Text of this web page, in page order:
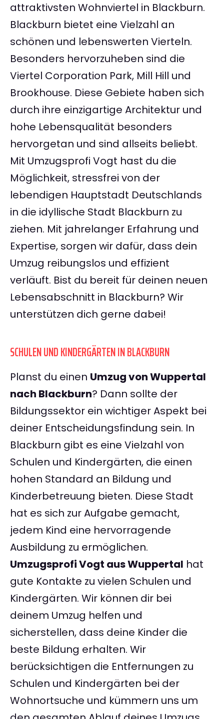
attraktivsten Wohnviertel in Blackburn.
Blackburn bietet eine Vielzahl an
schönen und lebenswerten Vierteln.
Besonders hervorzuheben sind die
Viertel Corporation Park, Mill Hill und
Brookhouse. Diese Gebiete haben sich
durch ihre einzigartige Architektur und
hohe Lebensqualität besonders
hervorgetan und sind allseits beliebt.
Mit Umzugsprofi Vogt hast du die
Möglichkeit, stressfrei von der
lebendigen Hauptstadt Deutschlands
in die idyllische Stadt Blackburn zu
ziehen. Mit jahrelanger Erfahrung und
Expertise, sorgen wir dafür, dass dein
Umzug reibungslos und effizient
verläuft. Bist du bereit für deinen neuen
Lebensabschnitt in Blackburn? Wir
unterstützen dich gerne dabei!
SCHULEN UND KINDERGÄRTEN IN BLACKBURN
Planst du einen Umzug von Wuppertal
nach Blackburn? Dann sollte der
Bildungssektor ein wichtiger Aspekt bei
deiner Entscheidungsfindung sein. In
Blackburn gibt es eine Vielzahl von
Schulen und Kindergärten, die einen
hohen Standard an Bildung und
Kinderbetreuung bieten. Diese Stadt
hat es sich zur Aufgabe gemacht,
jedem Kind eine hervorragende
Ausbildung zu ermöglichen.
Umzugsprofi Vogt aus Wuppertal hat
gute Kontakte zu vielen Schulen und
Kindergärten. Wir können dir bei
deinem Umzug helfen und
sicherstellen, dass deine Kinder die
beste Bildung erhalten. Wir
berücksichtigen die Entfernungen zu
Schulen und Kindergärten bei der
Wohnortsuche und kümmern uns um